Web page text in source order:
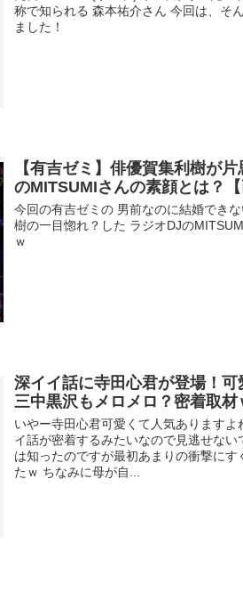
称で知られる 森本祐介さん 今回は、そ
ました！
【有吉ゼミ】俳優賀集利樹が
のMITSUMIさんの素顔とは？【
今回の有吉ゼミの 男前なのに結婚でき
樹の一目惚れ？した ラジオDJの
ｗ
深イイ話に寺田心君が登場！
三中黒沢もメロメロ？密着取材
いやー寺田心君可愛くて人気あります
イ話が密着するみたいなので見逃せな
は知ったのですが最初あまりの衝撃に
たｗ ちなみに母が自...